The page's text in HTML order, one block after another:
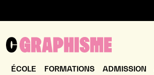
ÉCOLE FORMATIONS ADMISSION